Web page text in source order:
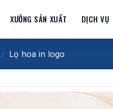
XƯỞNG SẢN XUẤT DỊCH VỤ
/ Lọ hoa in logo